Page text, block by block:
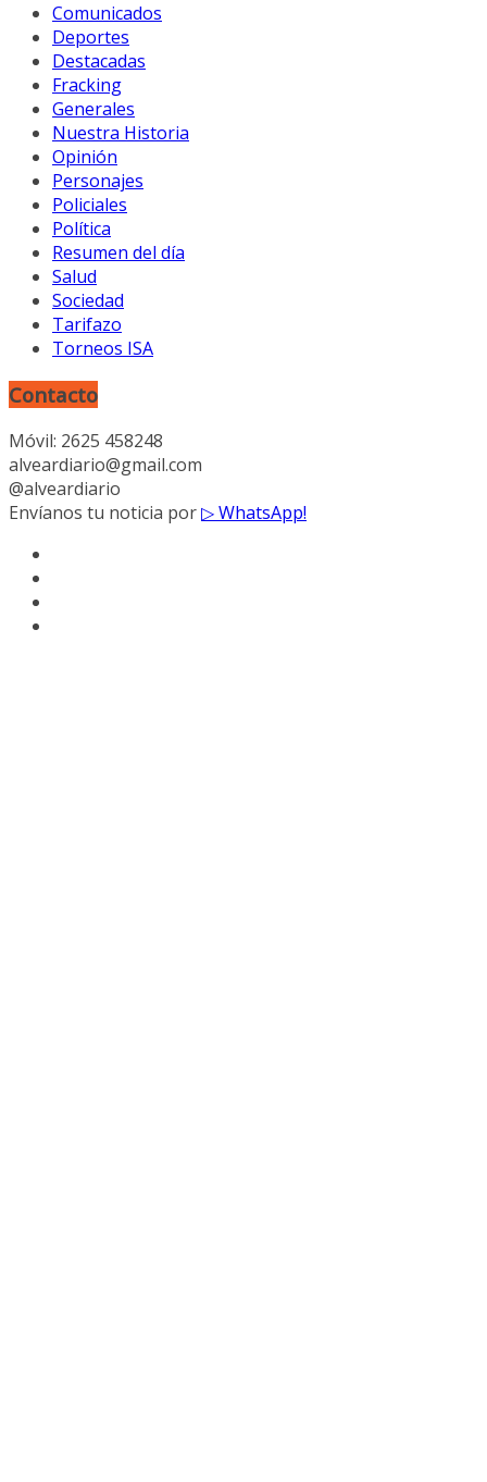
Comunicados
Deportes
Destacadas
Fracking
Generales
Nuestra Historia
Opinión
Personajes
Policiales
Política
Resumen del día
Salud
Sociedad
Tarifazo
Torneos ISA
Contacto
Móvil: 2625 458248
alveardiario@gmail.com
@alveardiario
Envíanos tu noticia por▷ WhatsApp!